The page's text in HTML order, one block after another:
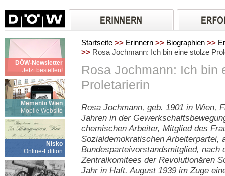
DÖW-Newsletter
Jetzt bestellen!
Memento Wien
Mobile Website
Nisko
Online-Edition
Startseite >> Erinnern >> Biographien >>
>> Rosa Jochmann: Ich bin eine stolze
Rosa Jochmann: Ich bin
Proletarierin
Rosa Jochmann, geb. 1901 in Wien,
Jahren in der
chemischen Arbeiter, Mitglied des
Sozialdemokratischen Arbeiterpartei,
Bundesparteivorstandsmitglied, nach
Zentralkomitees der Revolutionären
Jahr in Haft. August 1939 im Zuge